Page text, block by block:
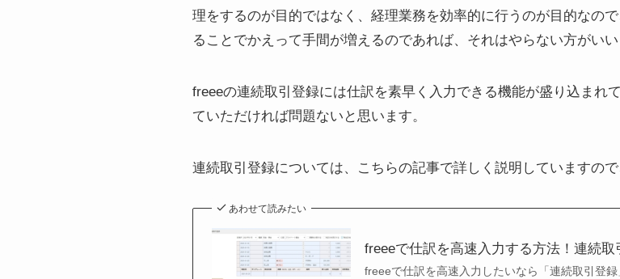
理をするのが目的ではなく、経理業務を効率的に行うのが目的なの
ることでかえって手間が増えるのであれば、それはやらない方がい
freeeの連続取引登録には仕訳を素早く入力できる機能が盛り込まれ
ていただければ問題ないと思います。
連続取引登録については、こちらの記事で詳しく説明していますので
あわせて読みたい
freeeで仕訳を高速入力する方法！連続
freeeで仕訳を高速入力したいなら「連続取引登